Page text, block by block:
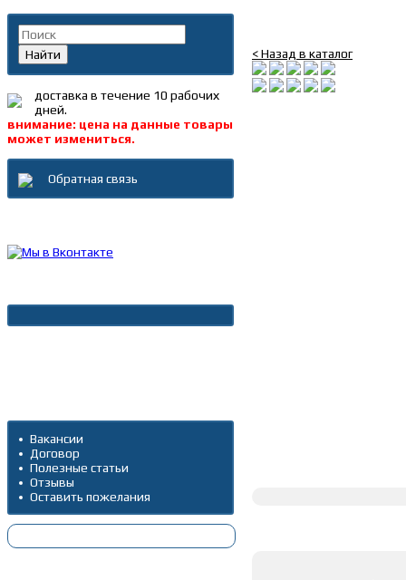
< Назад в каталог
Найти
доставка в течение 10 рабочих
дней.
внимание: цена на данные товары
может измениться.
Обратная связь
Вакансии
Договор
Полезные статьи
Отзывы
Оставить пожелания